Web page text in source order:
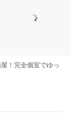
！完全個室でゆっ